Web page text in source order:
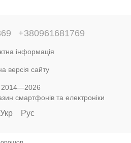
+380961681769
інформація
версія сайту
смартфонів та електроніки
Укр Рус